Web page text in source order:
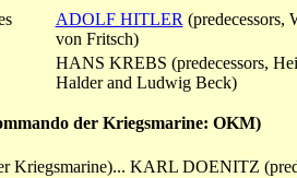
ADOLF HITLER (predecessors,
von Fritsch)
HANS KREBS (predecessors,
Halder and Ludwig Beck)
der Kriegsmarine: OKM)
Kriegsmarine)... KARL DOENITZ